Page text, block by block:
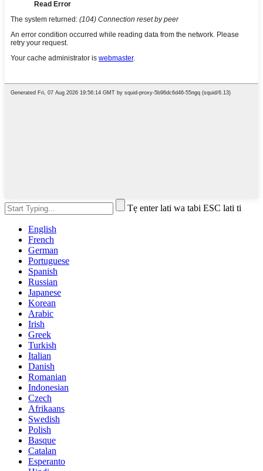
Tẹ enter lati wa tabi ESC lati ti
English
French
German
Portuguese
Spanish
Russian
Japanese
Korean
Arabic
Irish
Greek
Turkish
Italian
Danish
Romanian
Indonesian
Czech
Afrikaans
Swedish
Polish
Basque
Catalan
Esperanto